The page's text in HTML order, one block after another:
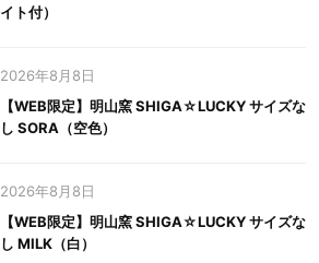
イト付）
2026年8月8日
【WEB限定】明山窯 SHIGA☆LUCKY サイズな
し SORA（空色）
2026年8月8日
【WEB限定】明山窯 SHIGA☆LUCKY サイズな
し MILK（白）